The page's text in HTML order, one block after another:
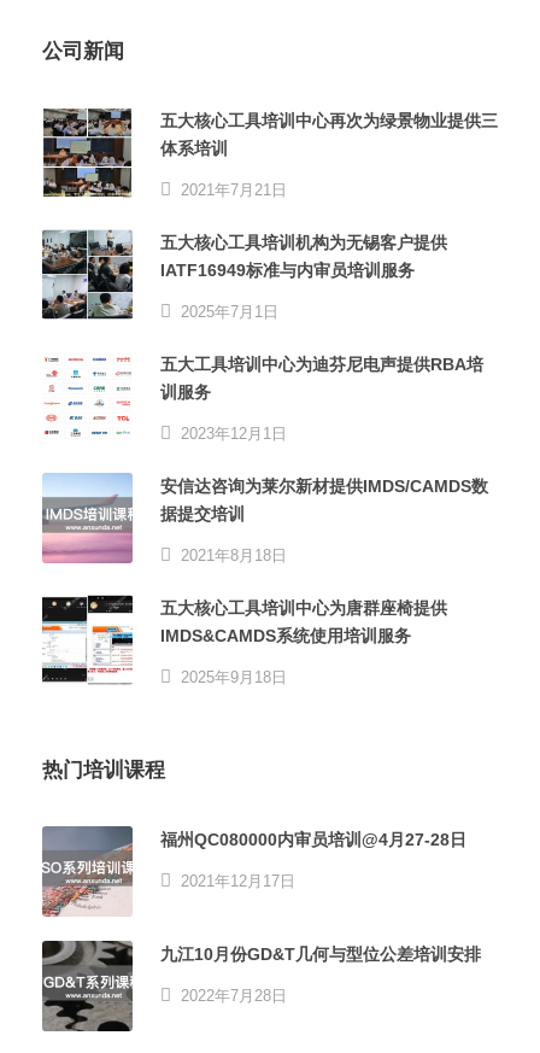
公司新闻
五大核心工具培训中心再次为绿景物业提供三
体系培训
2021年7月21日
五大核心工具培训机构为无锡客户提供
IATF16949标准与内审员培训服务
2025年7月1日
五大工具培训中心为迪芬尼电声提供RBA培
训服务
2023年12月1日
安信达咨询为莱尔新材提供IMDS/CAMDS数
据提交培训
2021年8月18日
五大核心工具培训中心为唐群座椅提供
IMDS&CAMDS系统使用培训服务
2025年9月18日
热门培训课程
福州QC080000内审员培训@4月27-28日
2021年12月17日
九江10月份GD&T几何与型位公差培训安排
2022年7月28日